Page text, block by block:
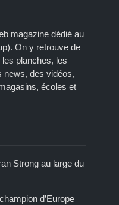
magazine dédié au
On y retrouve de
planches, les
news, des vidéos,
écoles et
Strong au large du
d’Europe